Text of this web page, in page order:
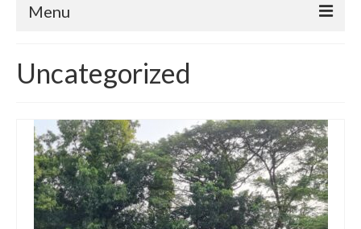
Menu
Profil
PPID
Program
Layanan
Informasi
Uncategorized